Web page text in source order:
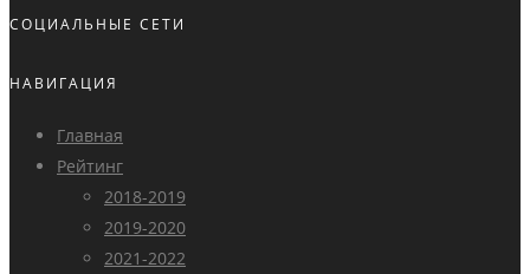
СОЦИАЛЬНЫЕ СЕТИ
НАВИГАЦИЯ
Главная
Рейтинг
2018-2019
2019-2020
2021-2022